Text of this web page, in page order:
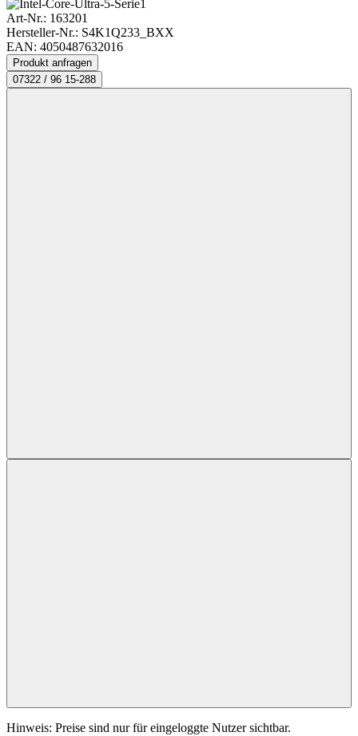
Art-Nr.: 163201
Hersteller-Nr.: S4K1Q233_BXX
EAN: 4050487632016
Produkt anfragen
07322 / 96 15-288
Hinweis: Preise sind nur für eingeloggte Nutzer sichtbar.